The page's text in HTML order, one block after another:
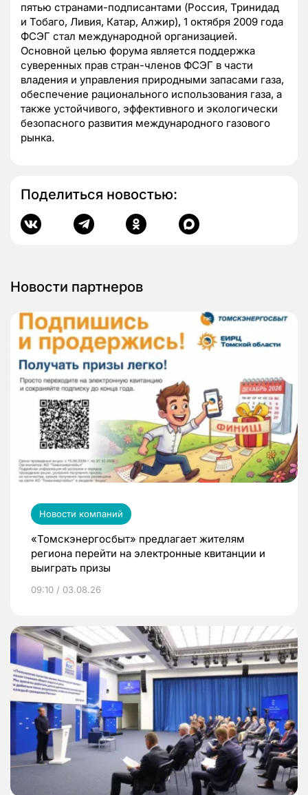
пятью странами-подписантами (Россия, Тринидад
и Тобаго, Ливия, Катар, Алжир), 1 октября 2009 года
ФСЭГ стал международной организацией.
Основной целью форума является поддержка
суверенных прав стран-членов ФСЭГ в части
владения и управления природными запасами газа,
обеспечение рационального использования газа, а
также устойчивого, эффективного и экологически
безопасного развития международного газового
рынка.
Поделиться новостью:
Новости партнеров
Новости компаний
«Томскэнергосбыт» предлагает жителям
региона перейти на электронные квитанции и
выиграть призы
09:10 / 03.08.26